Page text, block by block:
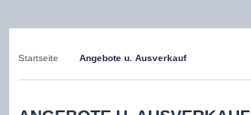
Startseite Angebote u. Ausverkauf